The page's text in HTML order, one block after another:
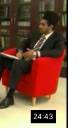
24:43